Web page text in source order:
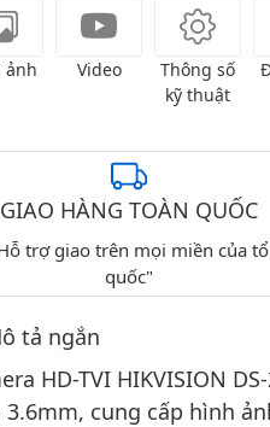
ảnh Video
Thông số
kỹ thuật
GIAO HÀNG TOÀN QUỐC
trợ giao trên mọi miền của tổ
quốc"
tả ngắn
HD-TVI HIKVISION
3.6mm, cung cấp hình